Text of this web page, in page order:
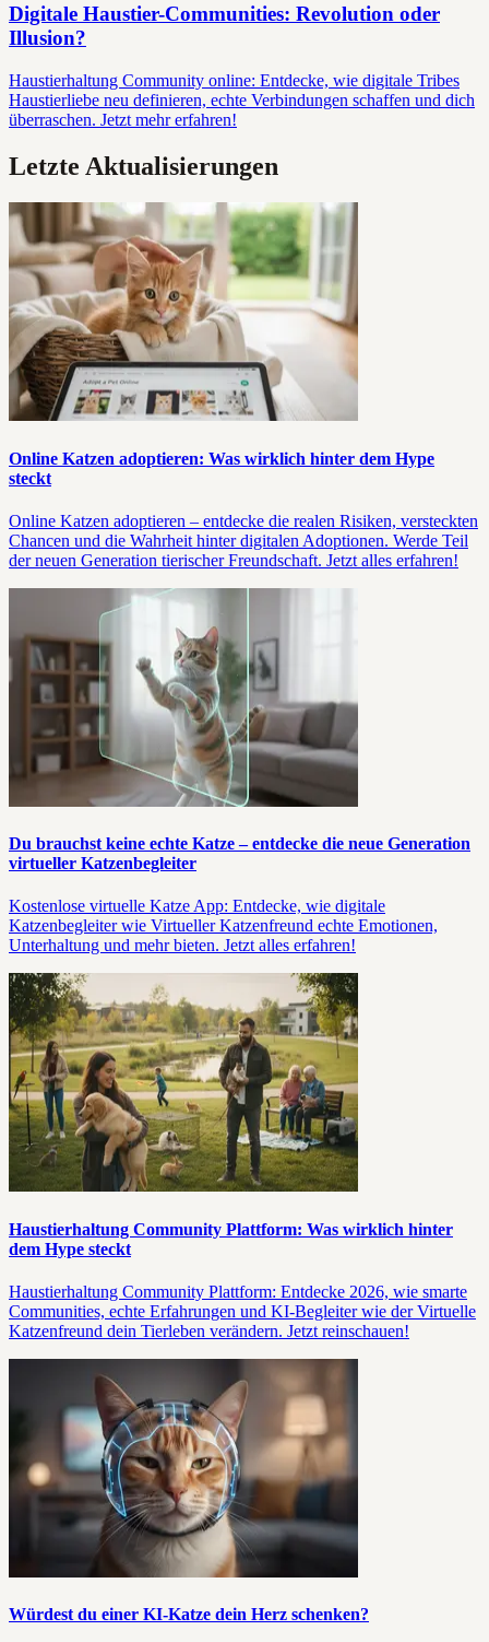
Digitale Haustier-Communities: Revolution oder
Illusion?
Haustierhaltung Community online: Entdecke, wie digitale Tribes
Haustierliebe neu definieren, echte Verbindungen schaffen und dich
überraschen. Jetzt mehr erfahren!
Letzte Aktualisierungen
Online Katzen adoptieren: Was wirklich hinter dem Hype
steckt
Online Katzen adoptieren – entdecke die realen Risiken, versteckten
Chancen und die Wahrheit hinter digitalen Adoptionen. Werde Teil
der neuen Generation tierischer Freundschaft. Jetzt alles erfahren!
Du brauchst keine echte Katze – entdecke die neue Generation
virtueller Katzenbegleiter
Kostenlose virtuelle Katze App: Entdecke, wie digitale
Katzenbegleiter wie Virtueller Katzenfreund echte Emotionen,
Unterhaltung und mehr bieten. Jetzt alles erfahren!
Haustierhaltung Community Plattform: Was wirklich hinter
dem Hype steckt
Haustierhaltung Community Plattform: Entdecke 2026, wie smarte
Communities, echte Erfahrungen und KI-Begleiter wie der Virtuelle
Katzenfreund dein Tierleben verändern. Jetzt reinschauen!
Würdest du einer KI-Katze dein Herz schenken?